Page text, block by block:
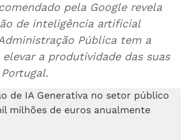
pela Google revela
de inteligência artificial
Pública tem a
elevar a produtividade das suas